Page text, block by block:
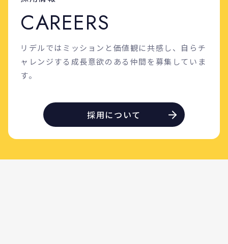
CAREERS
リデルではミッションと価値観に共感し、自らチ
ャレンジする成長意欲のある仲間を募集していま
す。
採用について